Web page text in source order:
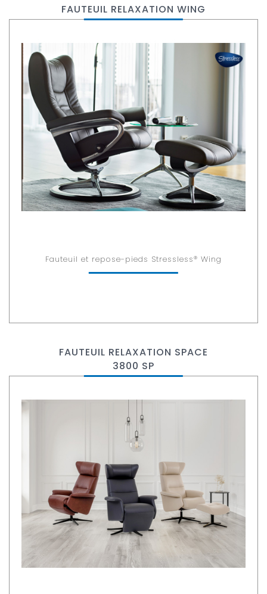
FAUTEUIL RELAXATION WING
Fauteuil et repose-pieds Stressless® Wing
FAUTEUIL RELAXATION SPACE
3800 SP